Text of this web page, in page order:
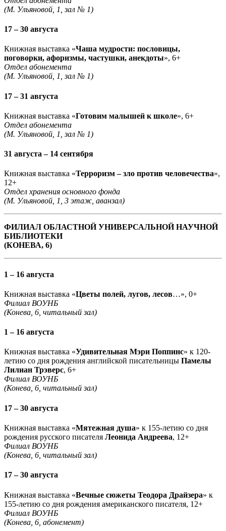
(М. Ульяновой, 1, зал № 1)
17 – 30 августа
Книжная выставка «Чаша мудрости: пословицы,
поговорки, афоризмы, частушки, анекдоты», 6+
Отдел абонемента
(М. Ульяновой, 1, зал № 1)
17 – 31 августа
Книжная выставка «Готовим малышей к школе», 6+
Отдел абонемента
(М. Ульяновой, 1, зал № 1)
31 августа – 14 сентября
Книжная выставка «Терроризм – зло против человечества»,
12+
Отдел хранения основного фонда
(М. Ульяновой, 1, 3 этаж, аванзал)
ФИЛИАЛ ОБЛАСТНОЙ УНИВЕРСАЛЬНОЙ НАУЧНОЙ
БИБЛИОТЕКИ
(КОНЕВА, 6)
1 – 16 августа
Книжная выставка «Цветы полей, лугов, лесов…», 0+
Филиал ВОУНБ
(Конева, 6, читальный зал)
1 – 16 августа
Книжная выставка «Удивительная Мэри Поппинс» к 120-
летию со дня рождения английской писательницы Памелы
Лилиан Трэверс, 6+
Филиал ВОУНБ
(Конева, 6, читальный зал)
17 – 30 августа
Книжная выставка «Мятежная душа» к 155-летию со дня
рождения русского писателя Леонида Андреева, 12+
Филиал ВОУНБ
(Конева, 6, читальный зал)
17 – 30 августа
Книжная выставка «Вечные сюжеты Теодора Драйзера» к
155-летию со дня рождения американского писателя, 12+
Филиал ВОУНБ
(Конева, 6, абонемент)